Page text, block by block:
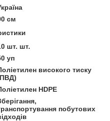
см
шт. шт.
уп
високого тиску
HDPE
побутових